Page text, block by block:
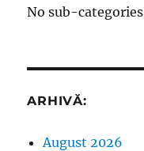
No sub-categories
ARHIVĂ:
August 2026